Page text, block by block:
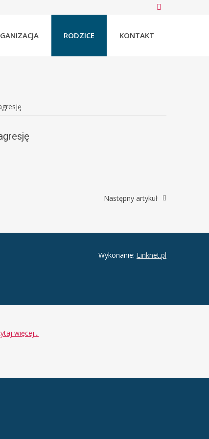
RODZICE KONTAKT
Następny artykuł
Wykonanie: Linknet.pl
więcej...